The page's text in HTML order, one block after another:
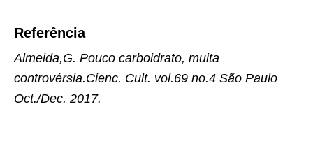
Referência
Almeida,G. Pouco carboidrato, muita
controvérsia.Cienc. Cult. vol.69 no.4 São Paulo
Oct./Dec. 2017.